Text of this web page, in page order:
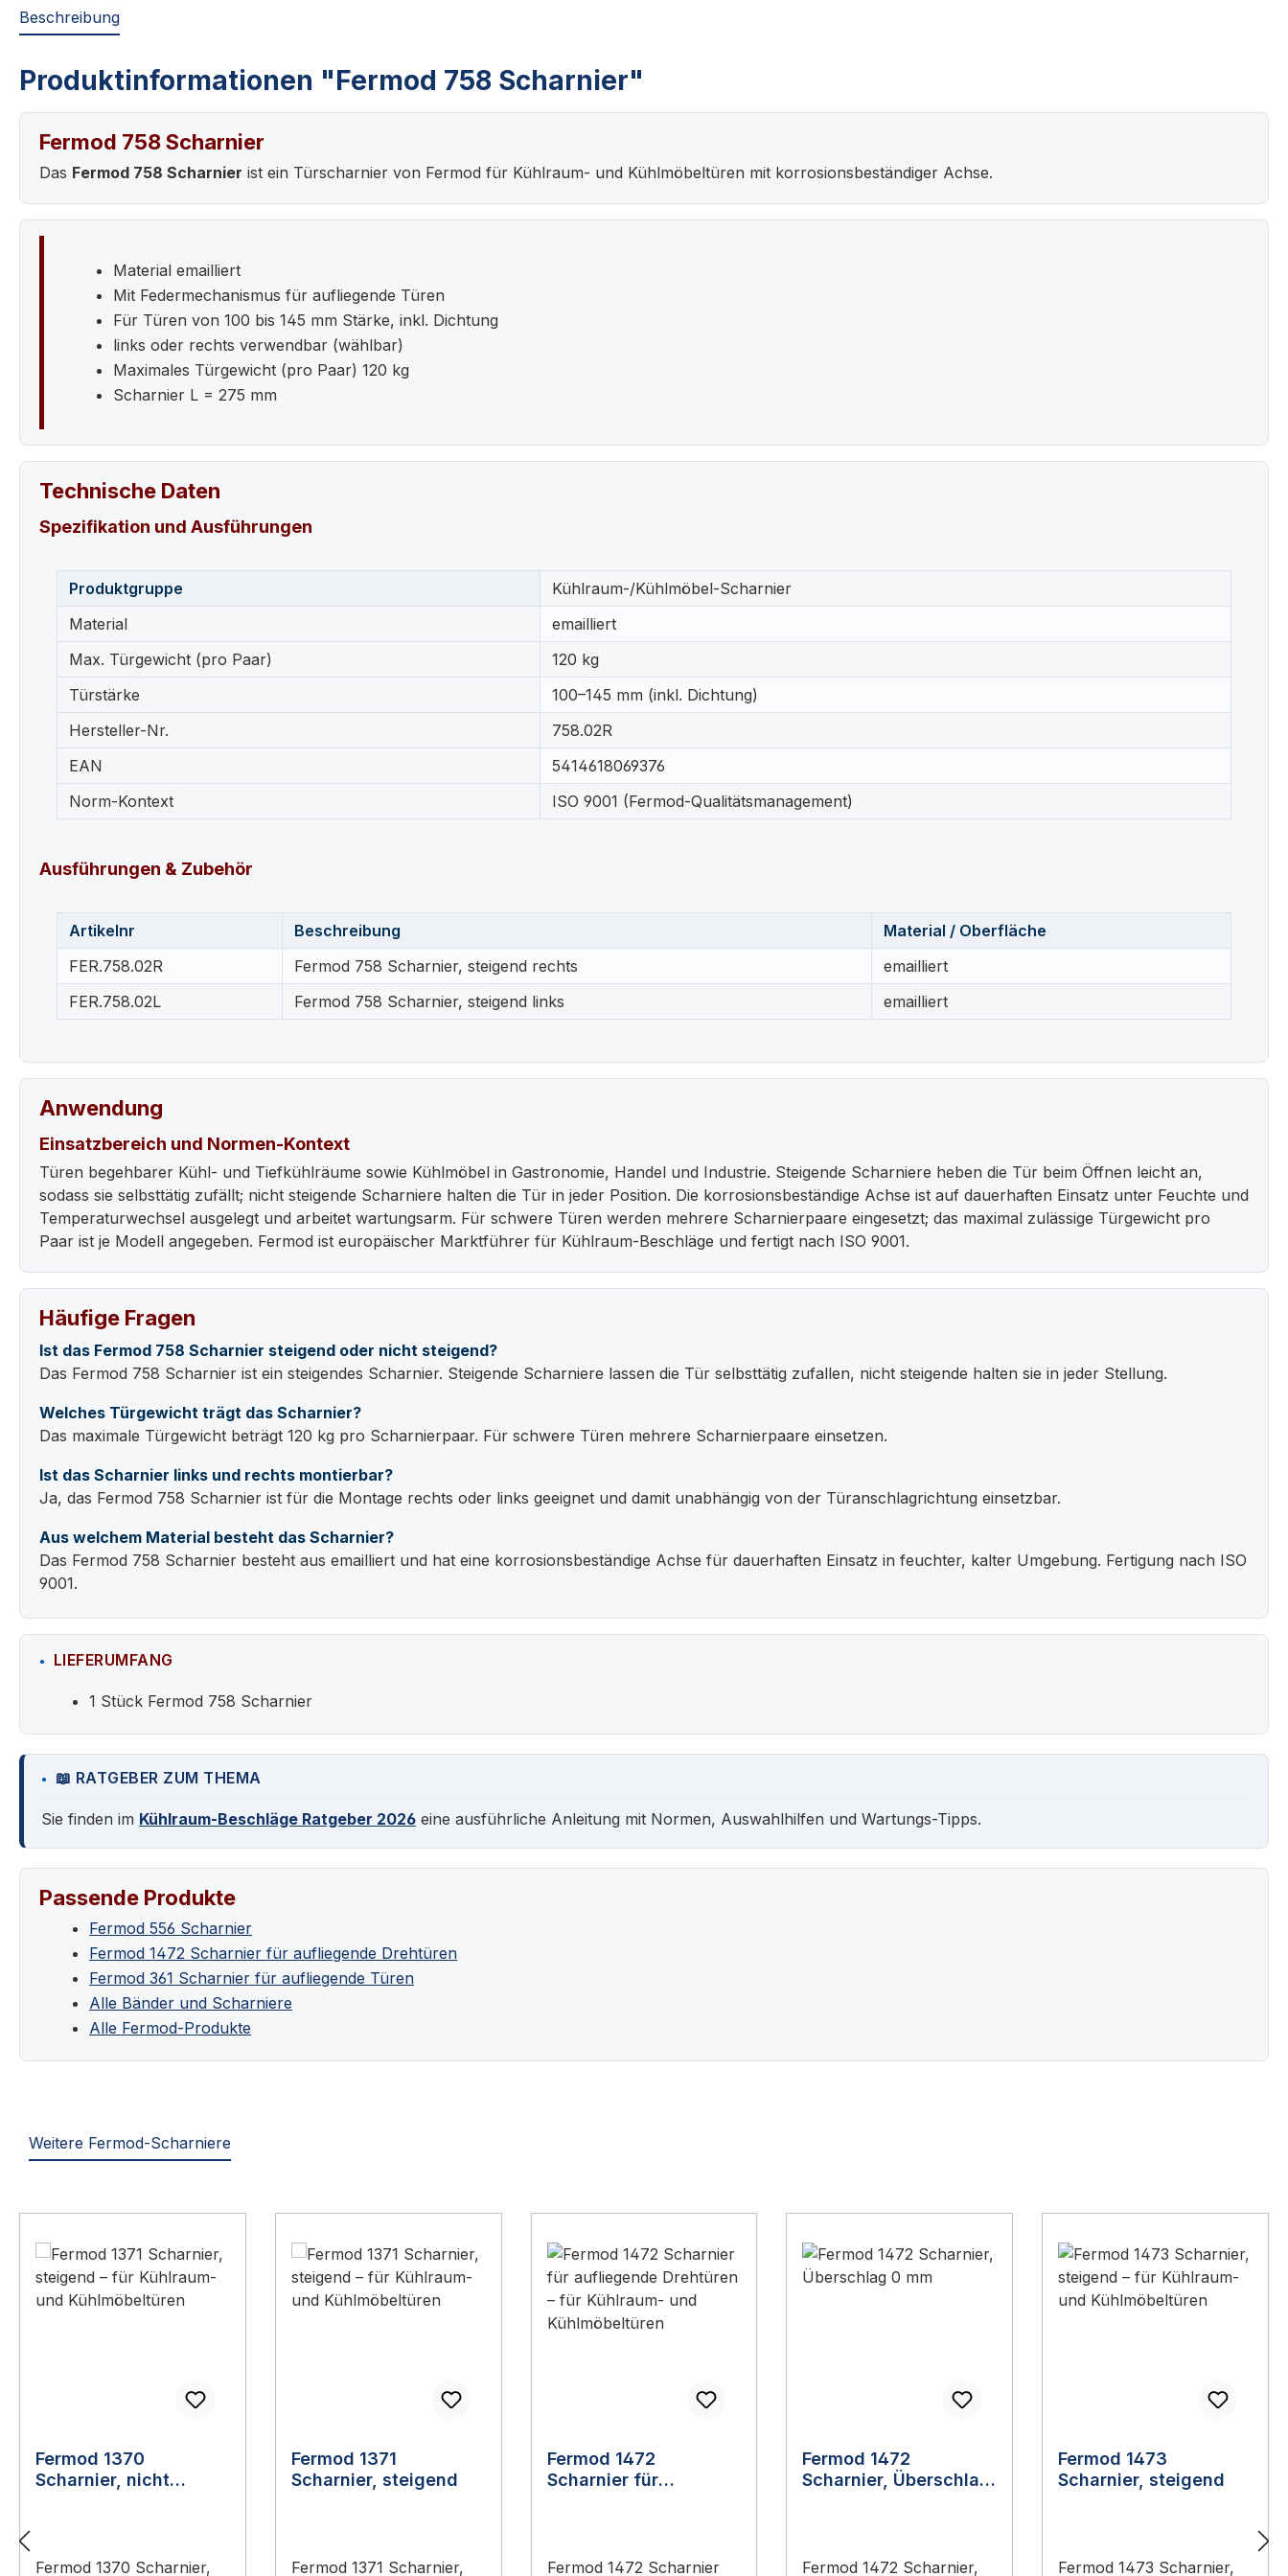
Beschreibung
Produktinformationen "Fermod 758 Scharnier"
Fermod 758 Scharnier
Das Fermod 758 Scharnier ist ein Türscharnier von Fermod für Kühlraum- und Kühlmöbeltüren mit korrosionsbeständiger Achse.
Material emailliert
Mit Federmechanismus für aufliegende Türen
Für Türen von 100 bis 145 mm Stärke, inkl. Dichtung
links oder rechts verwendbar (wählbar)
Maximales Türgewicht (pro Paar) 120 kg
Scharnier L = 275 mm
Technische Daten
Spezifikation und Ausführungen
Produktgruppe
Kühlraum-/Kühlmöbel-Scharnier
Material
emailliert
Max. Türgewicht (pro Paar)
120 kg
Türstärke
100–145 mm (inkl. Dichtung)
Hersteller-Nr.
758.02R
EAN
5414618069376
Norm-Kontext
ISO 9001 (Fermod-Qualitätsmanagement)
Ausführungen & Zubehör
Artikelnr Beschreibung
Material / Oberfläche
FER.758.02R
Fermod 758 Scharnier, steigend rechts
emailliert
FER.758.02L
Fermod 758 Scharnier, steigend links emailliert
Anwendung
Einsatzbereich und Normen-Kontext
Türen begehbarer Kühl- und Tiefkühlräume sowie Kühlmöbel in Gastronomie, Handel und Industrie. Steigende Scharniere heben die Tür beim Öffnen leicht an,
sodass sie selbsttätig zufällt; nicht steigende Scharniere halten die Tür in jeder Position. Die korrosionsbeständige Achse ist auf dauerhaften Einsatz unter Feuchte und
Temperaturwechsel ausgelegt und arbeitet wartungsarm. Für schwere Türen werden mehrere Scharnierpaare eingesetzt; das maximal zulässige Türgewicht pro
Paar ist je Modell angegeben. Fermod ist europäischer Marktführer für Kühlraum-Beschläge und fertigt nach ISO 9001.
Häufige Fragen
Ist das Fermod 758 Scharnier steigend oder nicht steigend?
Das Fermod 758 Scharnier ist ein steigendes Scharnier. Steigende Scharniere lassen die Tür selbsttätig zufallen, nicht steigende halten sie in jeder Stellung.
Welches Türgewicht trägt das Scharnier?
Das maximale Türgewicht beträgt 120 kg pro Scharnierpaar. Für schwere Türen mehrere Scharnierpaare einsetzen.
Ist das Scharnier links und rechts montierbar?
Ja, das Fermod 758 Scharnier ist für die Montage rechts oder links geeignet und damit unabhängig von der Türanschlagrichtung einsetzbar.
Aus welchem Material besteht das Scharnier?
Das Fermod 758 Scharnier besteht aus emailliert und hat eine korrosionsbeständige Achse für dauerhaften Einsatz in feuchter, kalter Umgebung. Fertigung nach ISO
9001.
LIEFERUMFANG
1 Stück Fermod 758 Scharnier
📖 RATGEBER ZUM THEMA
Sie finden im Kühlraum-Beschläge Ratgeber 2026 eine ausführliche Anleitung mit Normen, Auswahlhilfen und Wartungs-Tipps.
Passende Produkte
Fermod 556 Scharnier
Fermod 1472 Scharnier für aufliegende Drehtüren
Fermod 361 Scharnier für aufliegende Türen
Alle Bänder und Scharniere
Alle Fermod-Produkte
Weitere Fermod-Scharniere
Fermod 1370
Scharnier, nicht
Fermod 1370 Scharnier,
Fermod 1371
Scharnier, steigend
Fermod 1371 Scharnier,
Fermod 1472
Scharnier für
Fermod 1472 Scharnier
Fermod 1472
Scharnier, Überschlag
Fermod 1472 Scharnier,
Fermod 1473
Scharnier, steigend
Fermod 1473 Scharnier,